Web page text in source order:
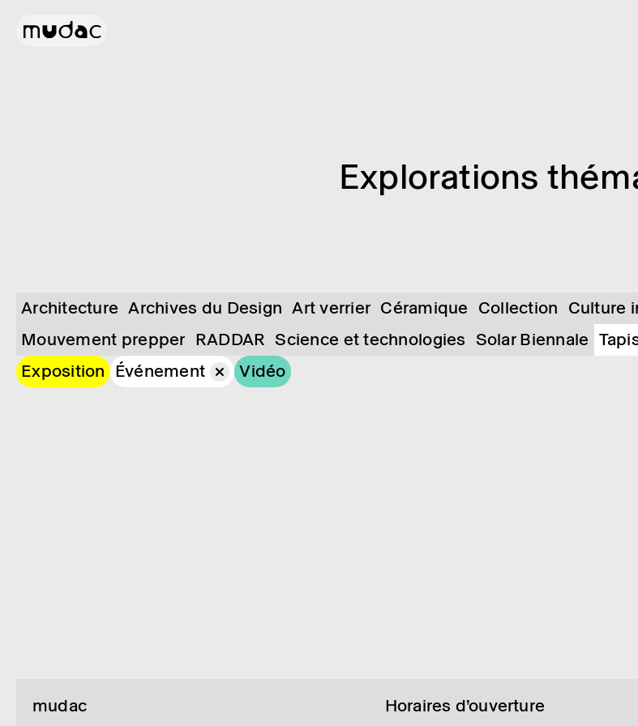
Explo­ra­tions
Architecture Archives du Design Art verrier Céramique Collection Culture
Mouvement prepper RADDAR Science et technologies Solar Biennale
Exposition Événement Vidéo
mudac Horaires d’ouverture